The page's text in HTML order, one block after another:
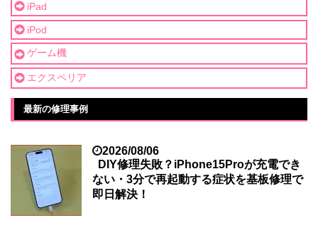
iPad
iPod
ゲーム機
エクスペリア
最新の修理事例
2026/08/06
DIY修理失敗？iPhone15Proが充電でき
ない・3分で再起動する症状を基板修理で
即日解決！